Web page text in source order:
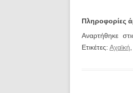
Πληροφορίες
Αναρτήθηκε
Ετικέτες: Αχαϊκή